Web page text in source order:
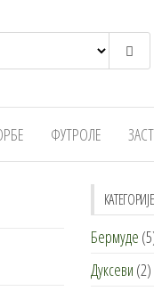
ФУТРОЛЕ
Бермуде
Дуксеви (2)